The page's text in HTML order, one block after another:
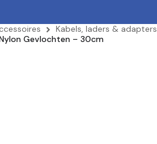
Kabels, laders & adapters
Gevlochten – 30cm